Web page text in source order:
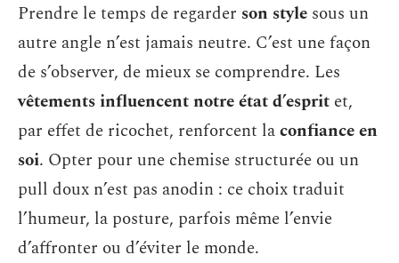
Prendre le temps de regarder son style sous un
autre angle n’est jamais neutre. C’est une façon
de s’observer, de mieux se comprendre. Les
vêtements influencent notre état d’esprit et,
par effet de ricochet, renforcent laconfiance en
soi. Opter pour une chemise structurée ou un
pull doux n’est pas anodin : ce choix traduit
l’humeur, la posture, parfois même l’envie
d’affronter ou d’éviter le monde.